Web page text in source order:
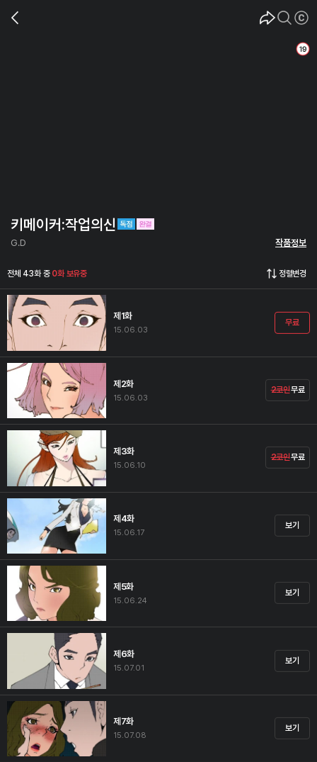
키메이커:작업의신
G.D 작품정보
전체 43화 중 0화 보유중 정렬변경
제1화
15.06.03
무료
제2화
15.06.03
2코인무료
제3화
15.06.10
2코인무료
제4화
15.06.17
보기
제5화
15.06.24
보기
제6화
15.07.01
보기
제7화
15.07.08
보기